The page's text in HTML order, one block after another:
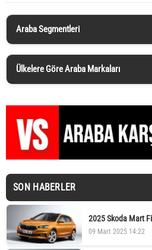
Araba Segmentleri
Ülkelere Göre Araba Markaları
SON HABERLER
2025 Skoda Mart
09 Mart 2025 14:22